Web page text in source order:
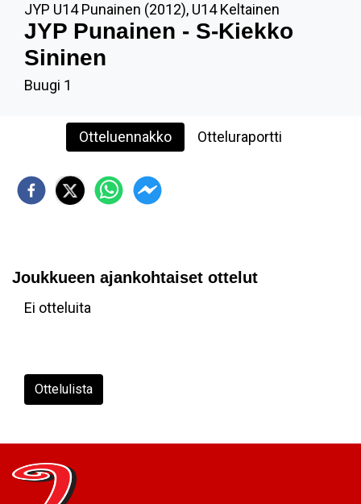
JYP U14 Punainen (2012), U14 Keltainen
JYP Punainen - S-Kiekko
Sininen
Buugi 1
Otteluennakko Otteluraportti
Joukkueen ajankohtaiset ottelut
Ei otteluita
Ottelulista